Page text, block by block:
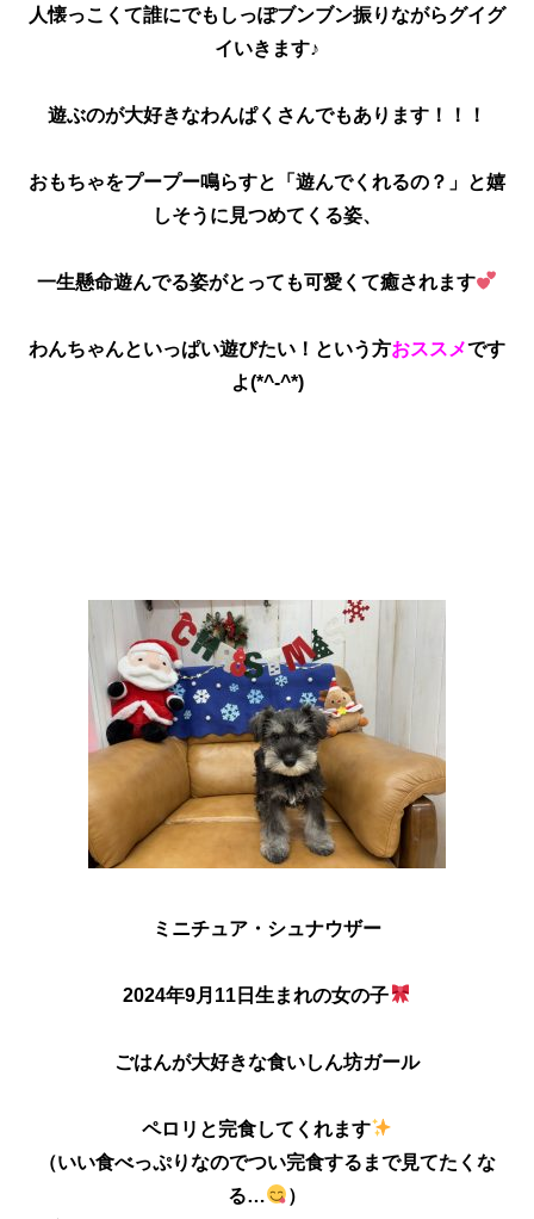
人懐っこくて誰にでもしっぽブンブン振りながらグイグ
イいきます♪
遊ぶのが大好きなわんぱくさんでもあります！！！
おもちゃをプープー鳴らすと「遊んでくれるの？」と嬉
しそうに見つめてくる姿、
一生懸命遊んでる姿がとっても可愛くて癒されます
わんちゃんといっぱい遊びたい！という方おススメです
よ(*^-^*)
ミニチュア・シュナウザー
2024年9月11日生まれの女の子
ごはんが大好きな食いしん坊ガール
ペロリと完食してくれます
（いい食べっぷりなのでつい完食するまで見てたくな
る…
）